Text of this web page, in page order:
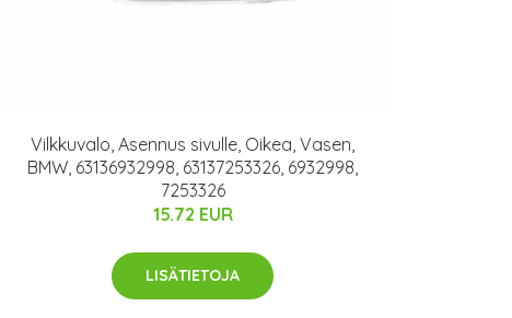
Vilkkuvalo, Asennus sivulle, Oikea, Vasen,
BMW, 63136932998, 63137253326, 6932998,
7253326
15.72 EUR
LISÄTIETOJA